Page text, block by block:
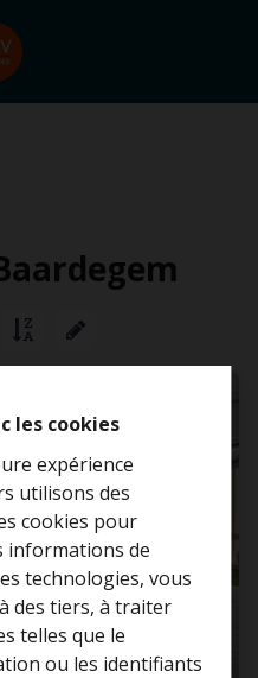
les cookies
expérience
utilisons des
cookies pour
informations de
technologies, vous
des tiers, à traiter
telles que le
ou les identifiants
la
maison ?